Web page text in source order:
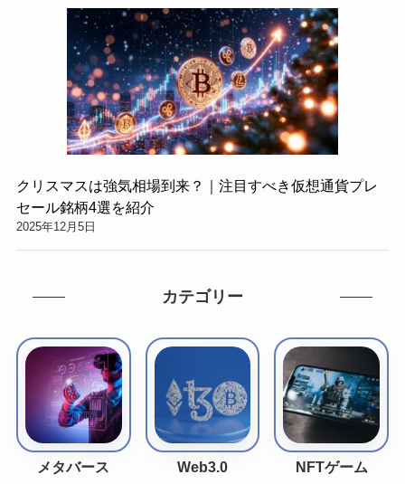
クリスマスは強気相場到来？｜注目すべき仮想通貨プレ
セール銘柄4選を紹介
2025年12月5日
カテゴリー
メタバース Web3.0 NFTゲーム